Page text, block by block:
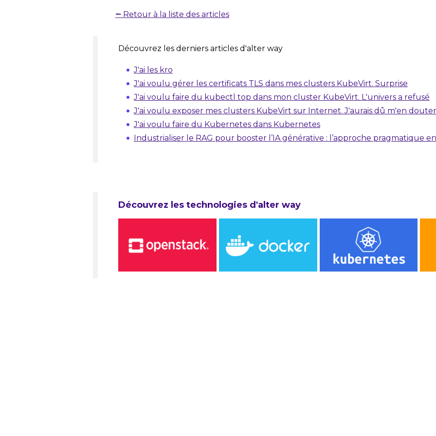
⭠ Retour à la liste des articles
Découvrez les derniers articles d'alter way
J'ai les kro
J'ai voulu gérer les certificats TLS dans mes clusters KubeVirt. Surprise
J'ai voulu faire du kubectl top dans mon cluster KubeVirt. L'univers a refusé
J'ai voulu exposer mes clusters KubeVirt sur Internet. J'aurais dû m'en douter
J'ai voulu faire du Kubernetes dans Kubernetes
Industrialiser le RAG pour booster l’IA générative : l’approche pragmatique
Découvrez les technologies d'alter way